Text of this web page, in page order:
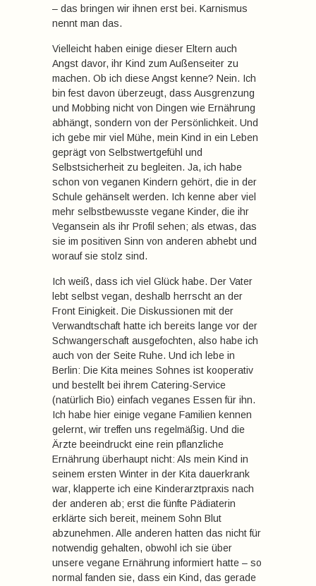
– das bringen wir ihnen erst bei. Karnismus
nennt man das.
Vielleicht haben einige dieser Eltern auch
Angst davor, ihr Kind zum Außenseiter zu
machen. Ob ich diese Angst kenne? Nein. Ich
bin fest davon überzeugt, dass Ausgrenzung
und Mobbing nicht von Dingen wie Ernährung
abhängt, sondern von der Persönlichkeit. Und
ich gebe mir viel Mühe, mein Kind in ein Leben
geprägt von Selbstwertgefühl und
Selbstsicherheit zu begleiten. Ja, ich habe
schon von veganen Kindern gehört, die in der
Schule gehänselt werden. Ich kenne aber viel
mehr selbstbewusste vegane Kinder, die ihr
Vegansein als ihr Profil sehen; als etwas, das
sie im positiven Sinn von anderen abhebt und
worauf sie stolz sind.
Ich weiß, dass ich viel Glück habe. Der Vater
lebt selbst vegan, deshalb herrscht an der
Front Einigkeit. Die Diskussionen mit der
Verwandtschaft hatte ich bereits lange vor der
Schwangerschaft ausgefochten, also habe ich
auch von der Seite Ruhe. Und ich lebe in
Berlin: Die Kita meines Sohnes ist kooperativ
und bestellt bei ihrem Catering-Service
(natürlich Bio) einfach veganes Essen für ihn.
Ich habe hier einige vegane Familien kennen
gelernt, wir treffen uns regelmäßig. Und die
Ärzte beeindruckt eine rein pflanzliche
Ernährung überhaupt nicht: Als mein Kind in
seinem ersten Winter in der Kita dauerkrank
war, klapperte ich eine Kinderarztpraxis nach
der anderen ab; erst die fünfte Pädiaterin
erklärte sich bereit, meinem Sohn Blut
abzunehmen. Alle anderen hatten das nicht für
notwendig gehalten, obwohl ich sie über
unsere vegane Ernährung informiert hatte – so
normal fanden sie, dass ein Kind, das gerade